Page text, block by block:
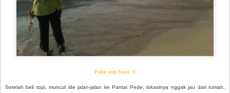
Pake topi baru :3
Setelah beli topi, muncul ide jalan-jalan ke Pantai Pede, lokasinya nggak jau dari rumah,